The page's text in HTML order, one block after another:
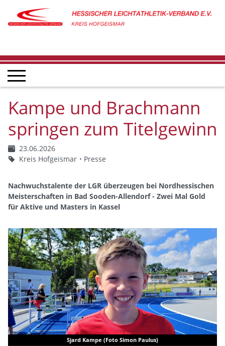
Kampe und Brachmann
springen zum Titelgewinn
23.06.2026
Kreis Hofgeismar
Presse
Nachwuchstalente der LGR überzeugen bei Nordhessischen
Meisterschaften in Bad Sooden-Allendorf - Zwei Mal Gold
für Aktive und Masters in Kassel
Sjard Kampe (Foto Simon Paulus)